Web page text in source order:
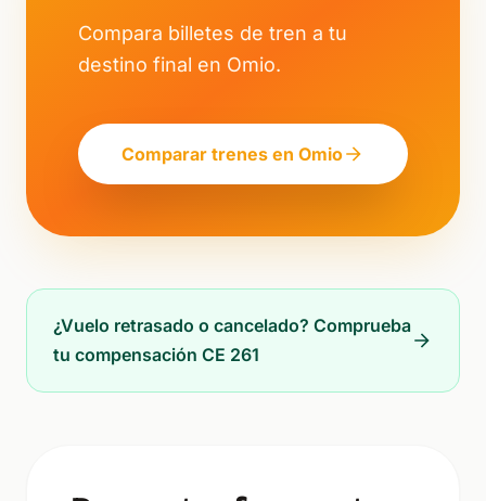
Compara billetes de tren a tu
destino final en Omio.
Comparar trenes en Omio
¿Vuelo retrasado o cancelado? Comprueba
tu compensación CE 261